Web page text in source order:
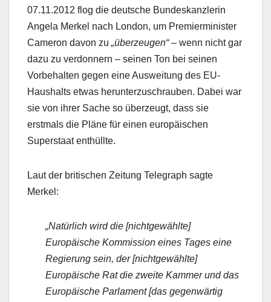
07.11.2012 flog die deutsche Bundeskanzlerin
Angela Merkel nach London, um Premierminister
Cameron davon zu „überzeugen“– wenn nicht gar
dazu zu verdonnern – seinen Ton bei seinen
Vorbehalten gegen eine Ausweitung des EU-
Haushalts etwas herunterzuschrauben. Dabei war
sie von ihrer Sache so überzeugt, dass sie
erstmals die Pläne für einen europäischen
Superstaat enthüllte.
Laut der britischen Zeitung Telegraph sagte
Merkel:
„Natürlich wird die [nichtgewählte]
Europäische Kommission eines Tages eine
Regierung sein, der [nichtgewählte]
Europäische Rat die zweite Kammer und das
Europäische Parlament [das gegenwärtig